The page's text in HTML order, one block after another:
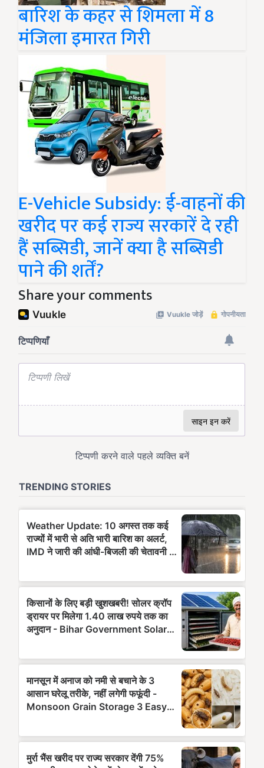
बारिश के कहर से शिमला में 8
मंजिला इमारत गिरी
E-Vehicle Subsidy: ई-वाहनों की
खरीद पर कई राज्य सरकारें दे रही
हैं सब्सिडी, जानें क्या है सब्सिडी
पाने की शर्तें?
Share your comments